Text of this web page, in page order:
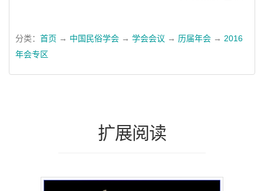
分类： 首页 → 中国民俗学会 → 学会会议 → 历届年会 → 2016
年会专区
扩展阅读